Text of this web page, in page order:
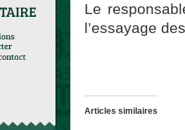
Le
l’essayage
Articles similaires